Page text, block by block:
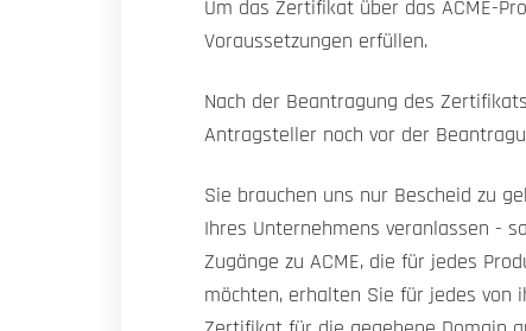
Um das Zertifikat über das ACME-
Voraussetzungen erfüllen.
Nach der Beantragung des
Antragsteller noch vor der
Sie brauchen uns nur Bescheid zu
Ihres Unternehmens veranlassen -
Zugänge zu ACME, die für jedes
möchten, erhalten Sie für jedes von